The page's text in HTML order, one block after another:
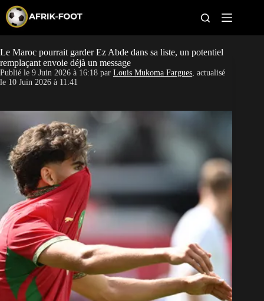
p
t
o
c
o
e
CAN féminine
Pays
Clubs
Classement
Paris sportifs
Le Maroc pourrait garder Ez Abde dans sa liste, un potentiel
remplaçant envoie déjà un message
Publié le 9 Juin 2026 à 16:18 par Louis Mukoma Fargues, actualisé
le 10 Juin 2026 à 11:41